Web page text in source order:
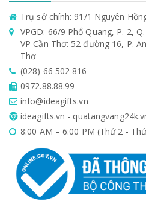
Trụ sở chính: 91/1 Nguyên
VPGD: 66/9 Phổ Quang, P. 2,
VP Cần Thơ: 52 đường 16, P.
Thơ
(028) 66 502 816
0972.88.88.99
info@ideagifts.vn
ideagifts.vn -
8:00 AM – 6:00 PM (Thứ 2 -